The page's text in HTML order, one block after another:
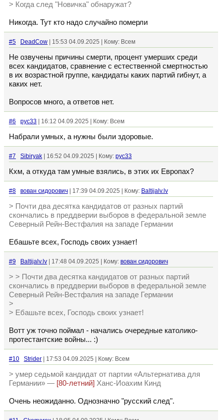
> Когда след "Новичка" обнаружат?
Никогда. Тут кто надо случайно померли
#5 DeadCow | 15:53 04.09.2025 | Кому: Всем
Не озвучены причины смерти, процент умерших среди
всех кандидатов, сравнение с естественной смертностью
в их возрастной группе, кандидаты каких партий гибнут, а
каких нет.
Вопросов много, а ответов нет.
#6 рус33 | 16:12 04.09.2025 | Кому: Всем
Набрали умных, а нужны были здоровые.
#7 Sibiryak | 16:52 04.09.2025 | Кому: рус33
Кхм, а откуда там умные взялись, в этих их Европах?
#8 вован сидорович | 17:39 04.09.2025 | Кому: Baltijalv.lv
> Почти два десятка кандидатов от разных партий
скончались в преддверии выборов в федеральной земле
Северный Рейн-Вестфалия на западе Германии
Ебашьте всех, Господь своих узнает!
#9 Baltijalv.lv | 17:48 04.09.2025 | Кому: вован сидорович
> > Почти два десятка кандидатов от разных партий
скончались в преддверии выборов в федеральной земле
Северный Рейн-Вестфалия на западе Германии
>
> Ебашьте всех, Господь своих узнает!
Вотт уж точно поймал - начались очередные католико-
протестантские войны... :)
#10 Strider | 17:53 04.09.2025 | Кому: Всем
> умер седьмой кандидат от партии «Альтернатива для
Германии» — [80-летний] Ханс-Иоахим Кинд
Очень неожиданно. Однозначно "русский след".